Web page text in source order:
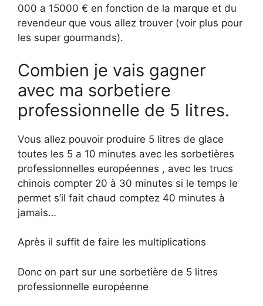
000 a 15000 € en fonction de la marque et du
revendeur que vous allez trouver (voir plus pour
les super gourmands).
Combien je vais gagner
avec ma sorbetiere
professionnelle de 5 litres.
Vous allez pouvoir produire 5 litres de glace
toutes les 5 a 10 minutes avec les sorbetières
professionnelles européennes , avec les trucs
chinois compter 20 à 30 minutes si le temps le
permet s’il fait chaud comptez 40 minutes à
jamais…
Après il suffit de faire les multiplications
Donc on part sur une sorbetière de 5 litres
professionnelle européenne